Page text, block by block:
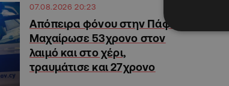
07.08.2026 20:23
Απόπειρα φόνου στην Πάφο:
Μαχαίρωσε 53χρονο στον
λαιμό και στο χέρι,
τραυμάτισε και 27χρονο